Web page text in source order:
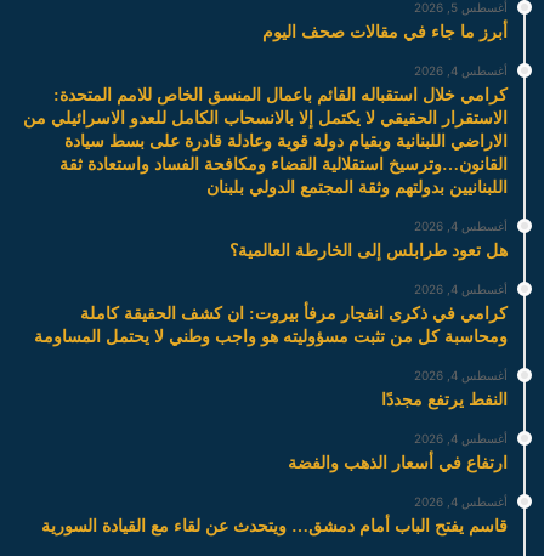
أغسطس 5, 2026
أبرز ما جاء في مقالات صحف اليوم
أغسطس 4, 2026
كرامي خلال استقباله القائم باعمال المنسق الخاص للامم المتحدة:
الاستقرار الحقيقي لا يكتمل إلا بالانسحاب الكامل للعدو الاسرائيلي من
الاراضي اللبنانية وبقيام دولة قوية وعادلة قادرة على بسط سيادة
القانون…وترسيخ استقلالية القضاء ومكافحة الفساد واستعادة ثقة
اللبنانيين بدولتهم وثقة المجتمع الدولي بلبنان
أغسطس 4, 2026
هل تعود طرابلس إلى الخارطة العالمية؟
أغسطس 4, 2026
كرامي في ذكرى انفجار مرفأ بيروت: ان كشف الحقيقة كاملة
ومحاسبة كل من تثبت مسؤوليته هو واجب وطني لا يحتمل المساومة
أغسطس 4, 2026
النفط يرتفع مجددًا
أغسطس 4, 2026
ارتفاع في أسعار الذهب والفضة
أغسطس 4, 2026
قاسم يفتح الباب أمام دمشق… ويتحدث عن لقاء مع القيادة السورية